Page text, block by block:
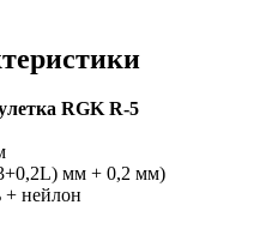
RGK R-5
мм + 0,2 мм)
+ нейлон